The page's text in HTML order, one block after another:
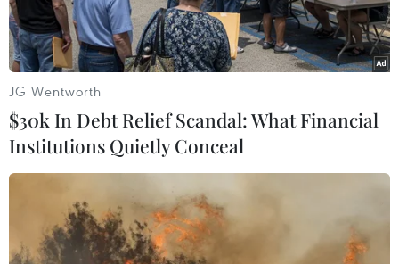
JG Wentworth
$30k In Debt Relief Scandal: What Financial
Institutions Quietly Conceal